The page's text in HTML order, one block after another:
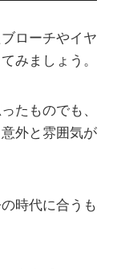
ローチやイヤ
みましょう。
たものでも、
外と雰囲気が
時代に合うも